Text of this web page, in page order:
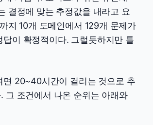
결정에 맞는 추정값을 내라고 요
지 10개 도메인에서 129개 문제가
이 확정적이다. 그럴듯하지만 틀
면 20~40시간이 걸리는 것으로 추
그 조건에서 나온 순위는 아래와